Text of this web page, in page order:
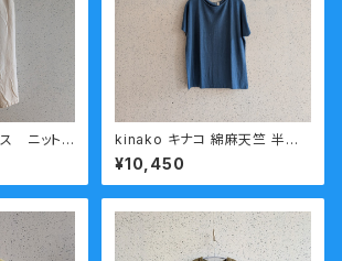
ニットパ
(送料無
kinako キナコ 綿麻天竺 半袖
Tシャツ LCT-HT37 ブル
ー
¥10,450